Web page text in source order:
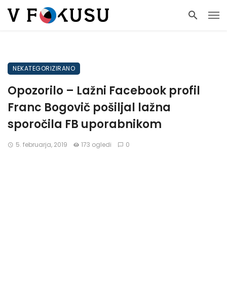
NEKATEGORIZIRANO
Opozorilo – Lažni Facebook profil
Franc Bogovič pošiljal lažna
sporočila FB uporabnikom
5. februarja, 2019 173 ogledi 0